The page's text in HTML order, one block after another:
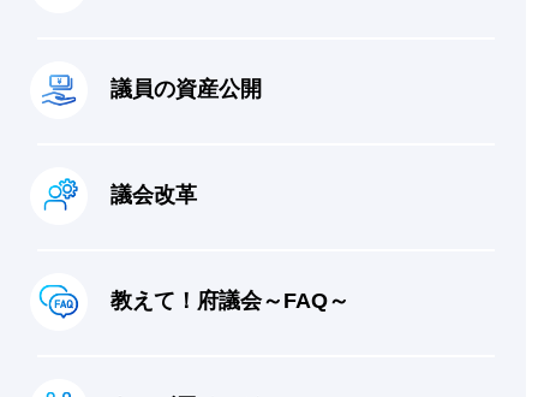
議員の資産公開
議会改革
教えて！府議会～FAQ～